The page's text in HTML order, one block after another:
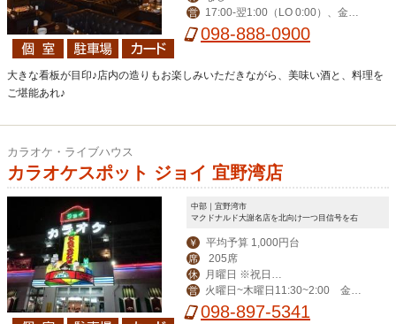
営
17:00-翌1:00（LO 0:00）、金土
祝前17:00-翌2:00（LO 翌1:00）
098-888-0900
大きな看板が目印♪店内の造りもお楽しみいただきながら、美味い酒と、料理を
ご堪能あれ♪
カラオケ・ライブハウス
カラオケスポット ジョイ 宜野湾店
中部｜宜野湾市
マクドナルド大謝名店を北向け一つ目信号を右
￥ 平均予算 1,000円台
席 205席
休
祝前日は営業
営
火曜日~木曜日11:30~2:00 金曜
日11:30~3:00 土曜日11:00~4:00 日
098-897-5341